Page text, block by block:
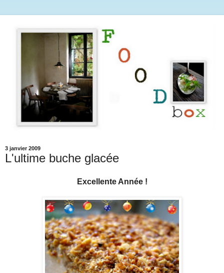
3 janvier 2009
L'ultime buche glacée
Excellente Année !